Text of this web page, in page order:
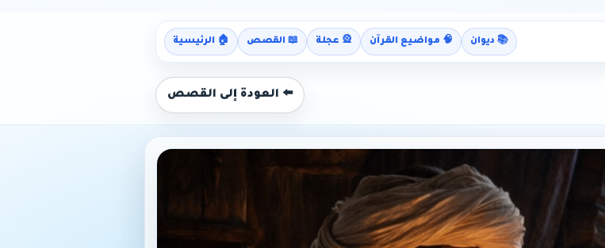
📚 ديوان 🧠 مواضيع القرآن 🎡 عجلة 📖 القصص 🏠 الرئيسية
⬅️ العودة إلى القصص